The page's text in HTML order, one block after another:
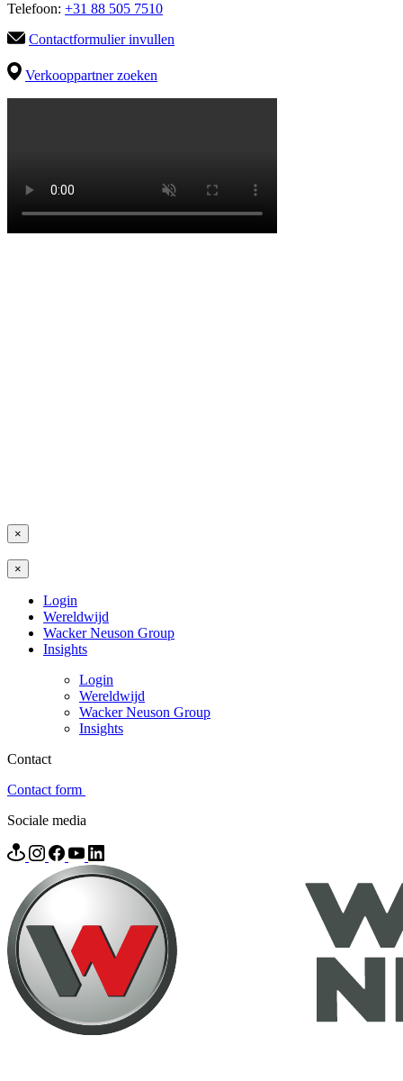
Telefoon: +31 88 505 7510
Contactformulier invullen
Verkooppartner zoeken
×
×
Login
Wereldwijd
Wacker Neuson Group
Insights
Login
Wereldwijd
Wacker Neuson Group
Insights
Contact
Contact form
Sociale media